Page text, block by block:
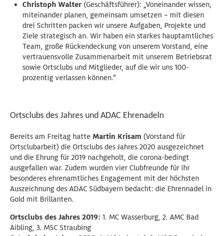
Christoph Walter (Geschäftsführer): „Voneinander wissen,
miteinander planen, gemeinsam umsetzen – mit diesen
drei Schritten packen wir unsere Aufgaben, Projekte und
Ziele strategisch an. Wir haben ein starkes hauptamtliches
Team, große Rückendeckung von unserem Vorstand, eine
vertrauensvolle Zusammenarbeit mit unserem Betriebsrat
sowie Ortsclubs und Mitglieder, auf die wir uns 100-
prozentig verlassen können.“
Ortsclubs des Jahres und ADAC Ehrenadeln
Bereits am Freitag hatte Martin Krisam (Vorstand für
Ortsclubarbeit) die Ortsclubs des Jahres 2020 ausgezeichnet
und die Ehrung für 2019 nachgeholt, die corona-bedingt
ausgefallen war. Zudem wurden vier Clubfreunde für ihr
besonderes ehrenamtliches Engagement mit der höchsten
Auszeichnung des ADAC Südbayern bedacht: die Ehrennadel in
Gold mit Brillanten.
Ortsclubs des Jahres 2019: 1. MC Wasserburg, 2. AMC Bad
Aibling, 3. MSC Straubing